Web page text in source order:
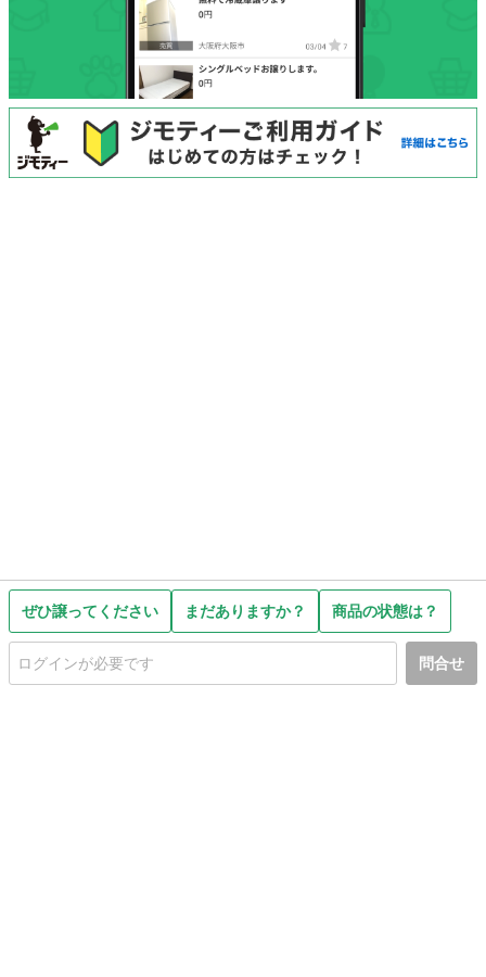
ぜひ譲ってください まだありますか？ 商品の状態は？
問合せ